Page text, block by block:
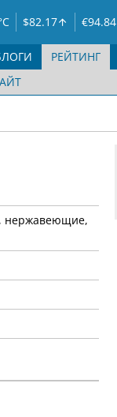
$82.17 €94.84
РЕЙТИНГ
нержавеющие,